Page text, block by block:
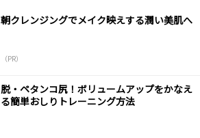
朝クレンジングでメイク映えする潤い美肌へ
（PR）
脱・ペタンコ尻！ボリュームアップをかなえ
る簡単おしりトレーニング方法